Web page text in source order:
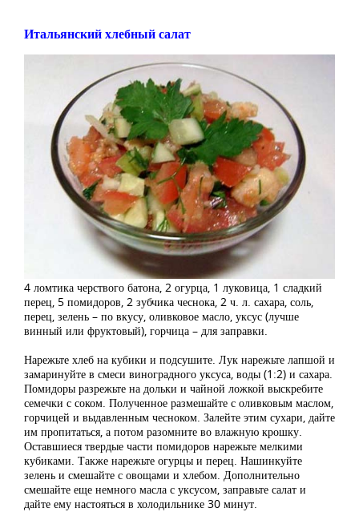
Итальянский хлебный салат
4 ломтика черствого батона, 2 огурца, 1 луковица, 1 сладкий
перец, 5 помидоров, 2 зубчика чеснока, 2 ч. л. сахара, соль,
перец, зелень – по вкусу, оливковое масло, уксус (лучше
винный или фруктовый), горчица – для заправки.
Нарежьте хлеб на кубики и подсушите. Лук нарежьте лапшой и
замаринуйте в смеси виноградного уксуса, воды (1:2) и сахара.
Помидоры разрежьте на дольки и чайной ложкой выскребите
семечки с соком. Полученное размешайте с оливковым маслом,
горчицей и выдавленным чесноком. Залейте этим сухари, дайте
им пропитаться, а потом разомните во влажную крошку.
Оставшиеся твердые части помидоров нарежьте мелкими
кубиками. Также нарежьте огурцы и перец. Нашинкуйте
зелень и смешайте с овощами и хлебом. Дополнительно
смешайте еще немного масла с уксусом, заправьте салат и
дайте ему настояться в холодильнике 30 минут.